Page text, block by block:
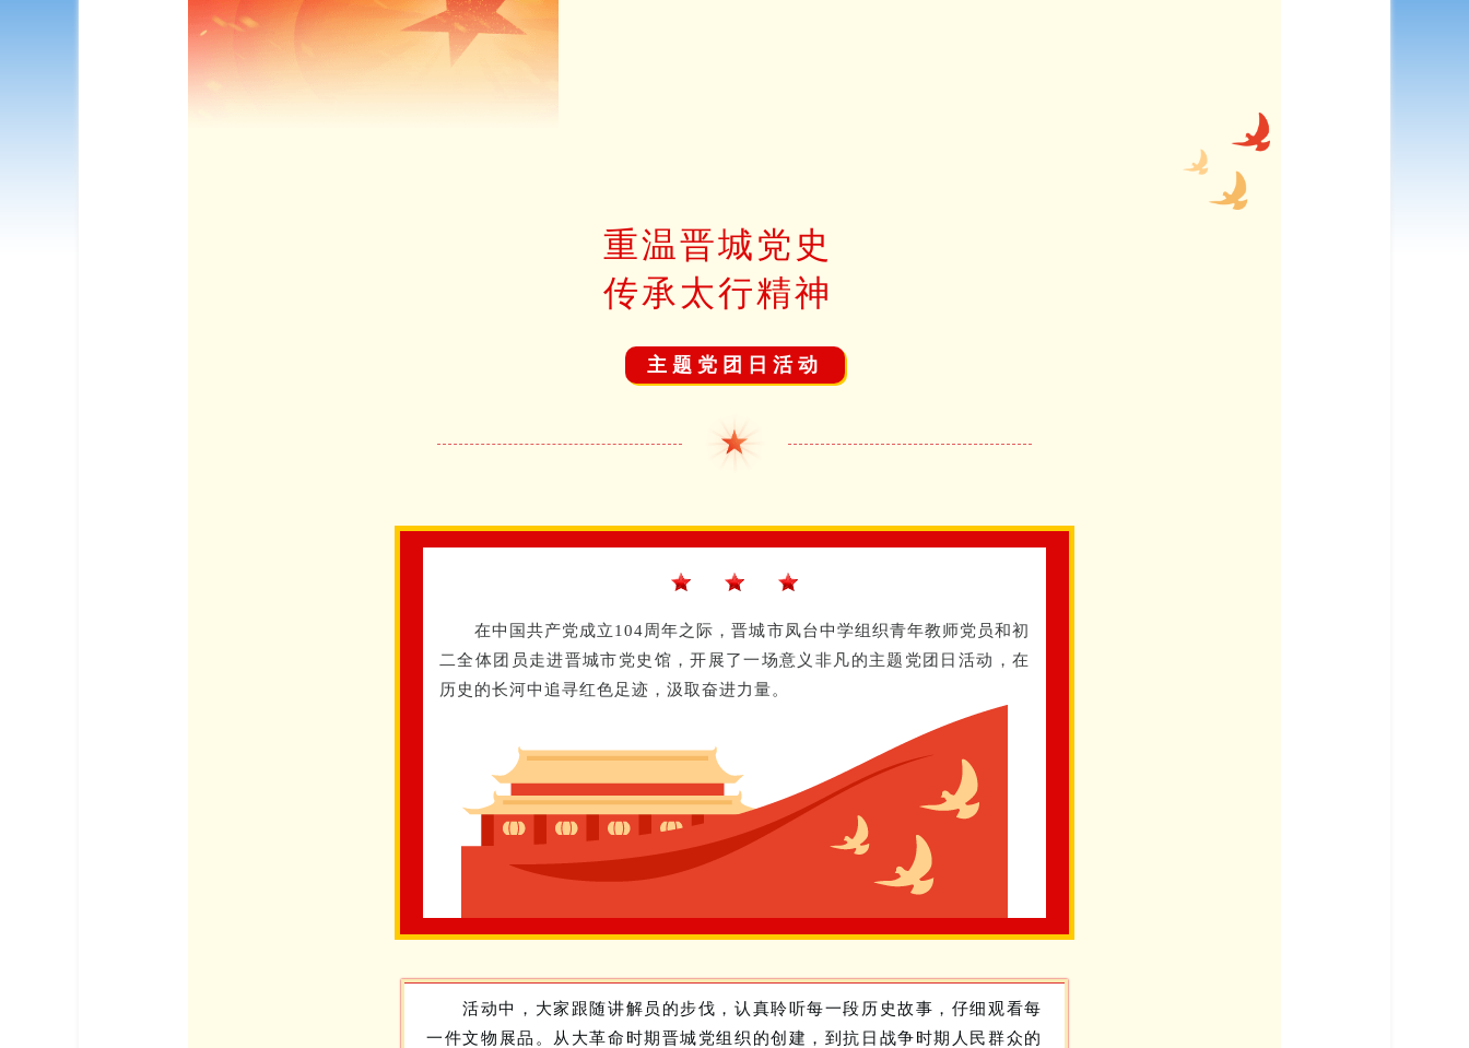
重温晋城党史
传承太行精神
主题党团日活动
在中国共产党成立104周年之际，晋城市凤台中学组织青年教师党员和初
二全体团员走进晋城市党史馆，开展了一场意义非凡的主题党团日活动，在
历史的长河中追寻红色足迹，汲取奋进力量。
活动中，大家跟随讲解员的步伐，认真聆听每一段历史故事，仔细观看每
一件文物展品。从大革命时期晋城党组织的创建，到抗日战争时期人民群众的